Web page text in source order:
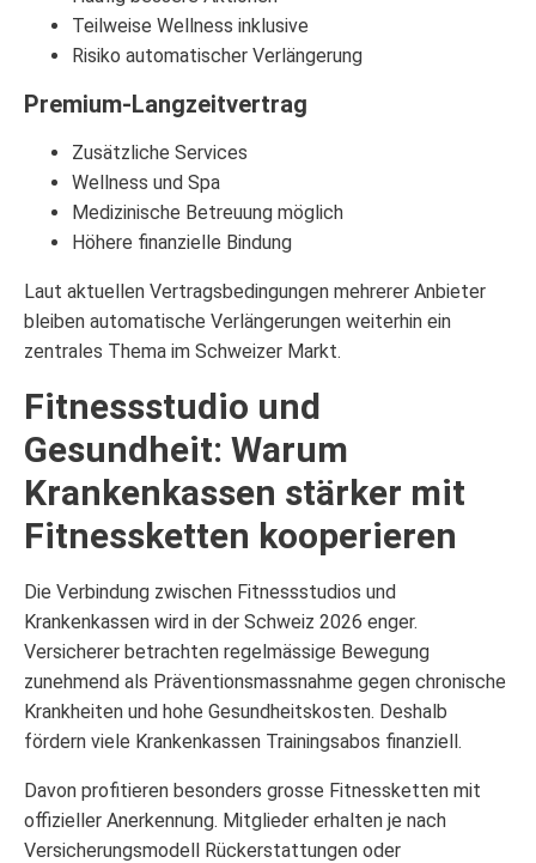
Teilweise Wellness inklusive
Risiko automatischer Verlängerung
Premium-Langzeitvertrag
Zusätzliche Services
Wellness und Spa
Medizinische Betreuung möglich
Höhere finanzielle Bindung
Laut aktuellen Vertragsbedingungen mehrerer Anbieter
bleiben automatische Verlängerungen weiterhin ein
zentrales Thema im Schweizer Markt.
Fitnessstudio und
Gesundheit: Warum
Krankenkassen stärker mit
Fitnessketten kooperieren
Die Verbindung zwischen Fitnessstudios und
Krankenkassen wird in der Schweiz 2026 enger.
Versicherer betrachten regelmässige Bewegung
zunehmend als Präventionsmassnahme gegen chronische
Krankheiten und hohe Gesundheitskosten. Deshalb
fördern viele Krankenkassen Trainingsabos finanziell.
Davon profitieren besonders grosse Fitnessketten mit
offizieller Anerkennung. Mitglieder erhalten je nach
Versicherungsmodell Rückerstattungen oder